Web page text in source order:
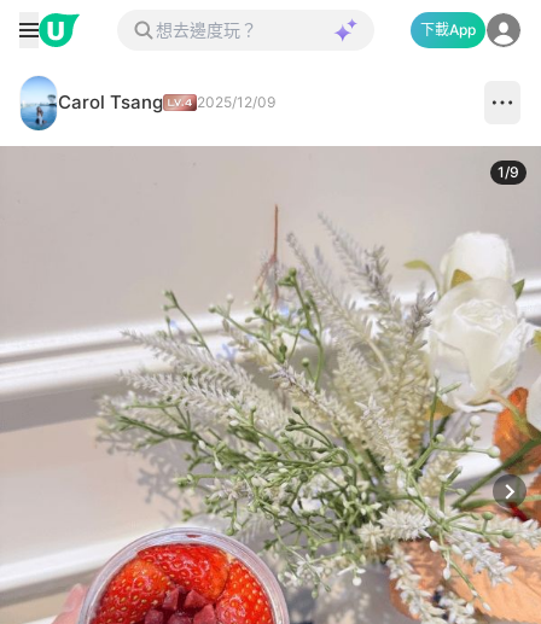
下載App
Carol Tsang 2025/12/09
1/9